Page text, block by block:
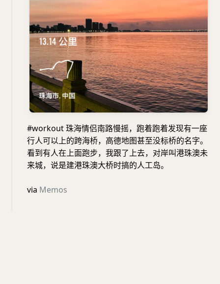
#workout 珠海情侣南路慢摇，跑着跑着发现有一座
行人可以上的跨海桥，高德地图甚至没标桥的名字。
看到有人在上面跑步，我跟了上去，对岸叫港珠澳未
来城，说是建港珠澳大桥时搞的人工岛。
via Memos